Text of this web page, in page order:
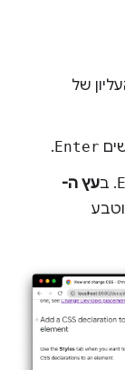
של
Enter
.
. בעץ ה-